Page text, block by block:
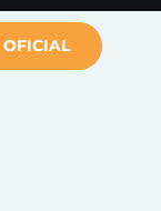
OFICIAL